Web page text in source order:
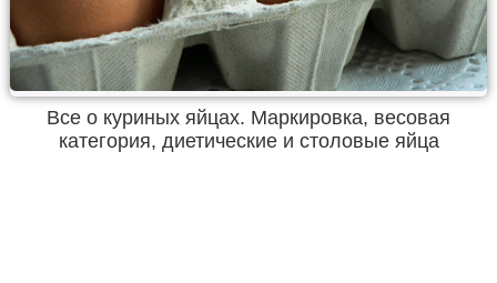
Все о куриных яйцах. Маркировка, весовая
категория, диетические и столовые яйца